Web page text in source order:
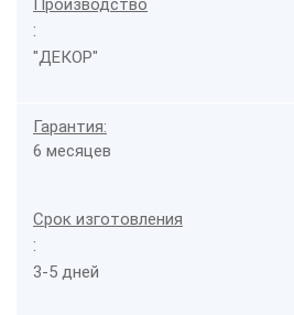
Производство
:
"ДЕКОР"
Гарантия:
6 месяцев
Срок изготовления
:
3-5 дней